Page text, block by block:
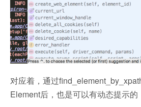
对应着，通过
Element后，也是可以有动态提示的